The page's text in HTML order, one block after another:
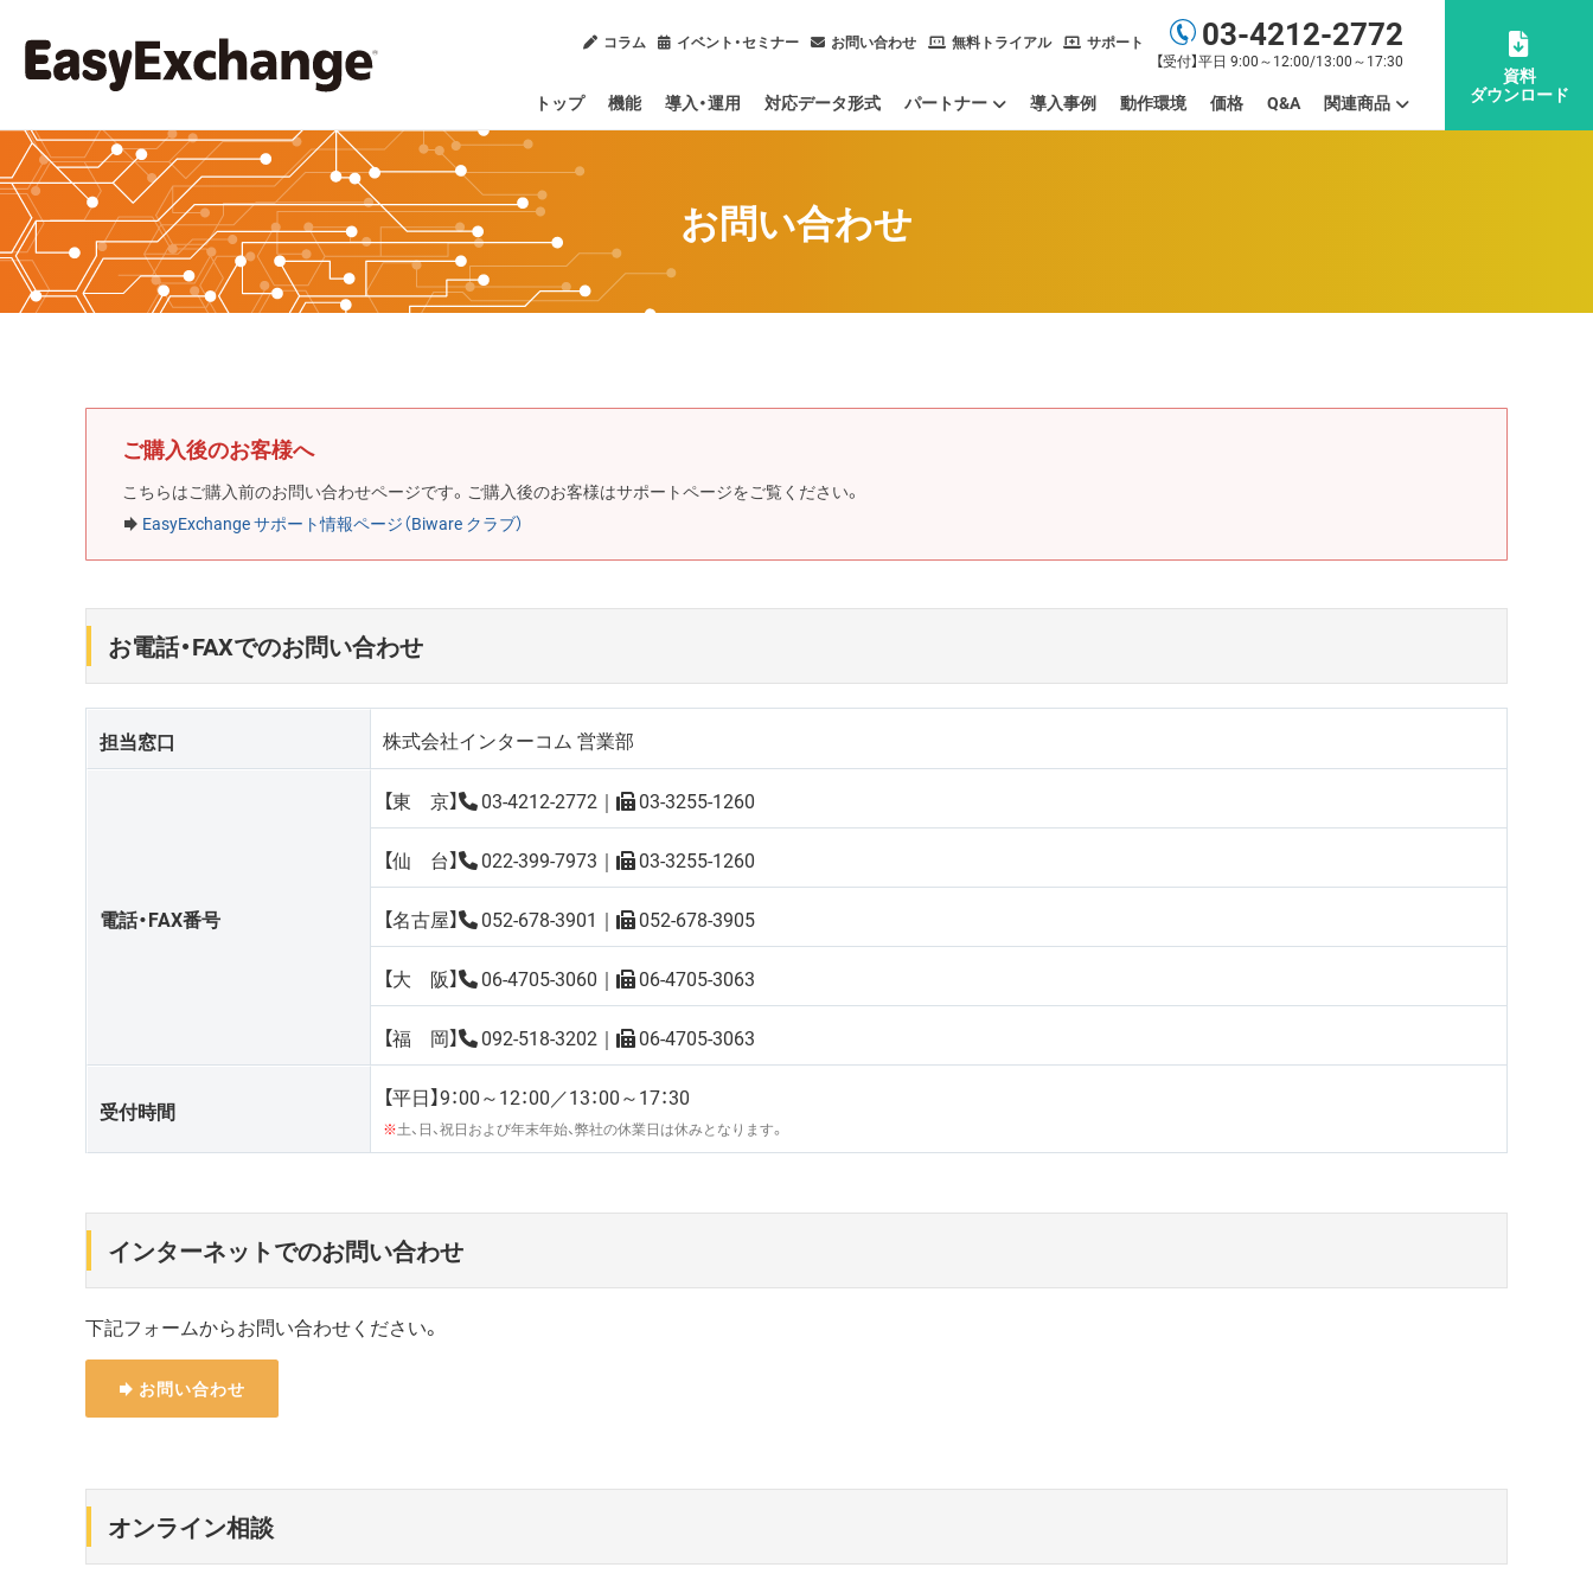
コラム イベント・セミナー お問い合わせ 無料トライアル サポート 03-4212-2772
【受付】平日 9:00～12:00/13:00～17:30
トップ 機能 導入・運用 対応データ形式 パートナー 導入事例 動作環境 価格 Q&A 関連商品
資料
ダウンロード
お問い合わせ
ご購入後のお客様へ
こちらはご購入前のお問い合わせページです。ご購入後のお客様はサポートページをご覧ください。
EasyExchange サポート情報ページ（Biware クラブ）
お電話・FAXでのお問い合わせ
担当窓口 株式会社インターコム 営業部
電話・FAX番号
【東 京】 03-4212-2772 ｜ 03-3255-1260
【仙 台】 022-399-7973 ｜ 03-3255-1260
【名古屋】 052-678-3901 ｜ 052-678-3905
【大 阪】 06-4705-3060 ｜ 06-4705-3063
【福 岡】 092-518-3202 ｜ 06-4705-3063
受付時間 【平日】9：00～12：00／13：00～17：30
※土、日、祝日および年末年始、弊社の休業日は休みとなります。
インターネットでのお問い合わせ
下記フォームからお問い合わせください。
お問い合わせ
オンライン相談